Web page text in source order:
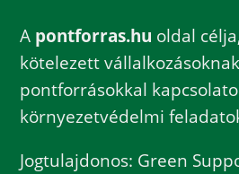
A pontforras.hu oldal
kötelezett
pontforrásokkal
környezetvédelmi
Jogtulajdonos: Green